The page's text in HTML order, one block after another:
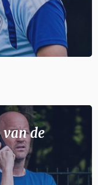
van de